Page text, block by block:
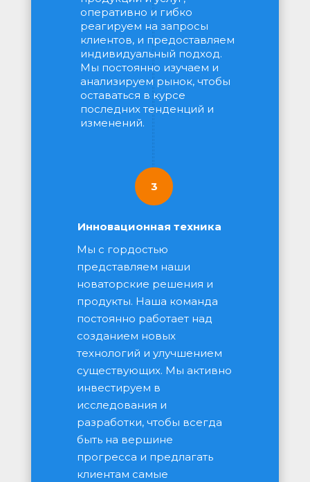
Инновационная техника
оперативно и гибко
реагируем на запросы
клиентов, и предоставляем
индивидуальный подход.
Мы постоянно изучаем и
анализируем рынок, чтобы
оставаться в курсе
последних тенденций и
изменений.
Мы с гордостью
представляем наши
новаторские решения и
продукты. Наша команда
постоянно работает над
созданием новых
технологий и улучшением
существующих. Мы активно
инвестируем в
исследования и
разработки, чтобы всегда
быть на вершине
прогресса и предлагать
клиентам самые
3